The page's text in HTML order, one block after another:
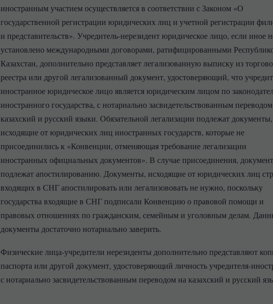
иностранным участием осуществляется в соответствии с Законом «О
государственной регистрации юридических лиц и учетной регистрации
и представительств». Учредитель-нерезидент юридическое лицо, если иное
установлено международными договорами, ратифицированными
Казахстан, дополнительно представляет легализованную выписку из
реестра или другой легализованный документ, удостоверяющий, что
иностранное юридическое лицо является юридическим лицом по
иностранного государства, с нотариально засвидетельствованным
казахский и русский языки. Обязательной легализации подлежат документы,
исходящие от юридических лиц иностранных государств, которые не
присоединились к «Конвенции, отменяющая требование легализации
иностранных официальных документов». В случае присоединения,
подлежат апостилированию. Документы, исходящие от юридических лиц
входящих в СНГ апостилировать или легализововать не нужно, поскольку
государства входящие в СНГ подписали Конвенцию о правовой помощи и
правовых отношениях по гражданским, семейным и уголовным делам.
документы достаточно нотариально заверить.
Физические лица-учредители нерезиденты дополнительно представляют
паспорта или другой документ, удостоверяющий личность учредителя-
с нотариально засвидетельствованным переводом на казахский и русский